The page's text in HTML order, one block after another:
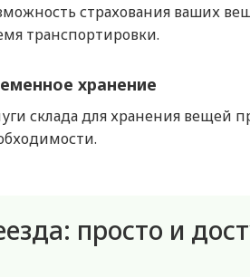
страхования ваших
транспортировки.
хранение
склада для хранения вещей
просто и